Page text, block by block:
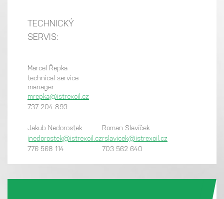
TECHNICKÝ
SERVIS:
Marcel Řepka
technical service
manager
mrepka@istrexoil.cz
737 204 893
Jakub Nedorostek
Roman Slavíček
jnedorostek@istrexoil.czrslavicek@istrexoil.cz
776 568 114
703 562 640